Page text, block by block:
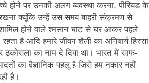
होने पर उनकी अलग व्यवस्था करना, पीरियड के
रखना क्यूंकि उन्हें उस समय बाहरी संक्रमण से
होने वाले श्मसान घाट से घर आकर पहले
है आदि हमारे जीवन शैली का अनिवार्य हिस्सा
का नाम दे दिया था। भारत में साफ-
का वैज्ञानिक पहलू है जिसे हम नकार नहीं
है।